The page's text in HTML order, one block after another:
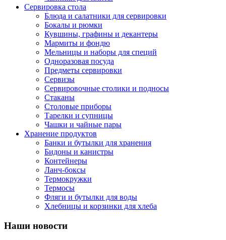
Сервировка стола
Блюда и салатники для сервировки
Бокалы и рюмки
Кувшины, графины и декантеры
Мармиты и фондю
Мельницы и наборы для специй
Одноразовая посуда
Предметы сервировки
Сервизы
Сервировочные столики и подносы
Стаканы
Столовые приборы
Тарелки и супницы
Чашки и чайные пары
Хранение продуктов
Банки и бутылки для хранения
Бидоны и канистры
Контейнеры
Ланч-боксы
Термокружки
Термосы
Фляги и бутылки для воды
Хлебницы и корзинки для хлеба
Наши новости